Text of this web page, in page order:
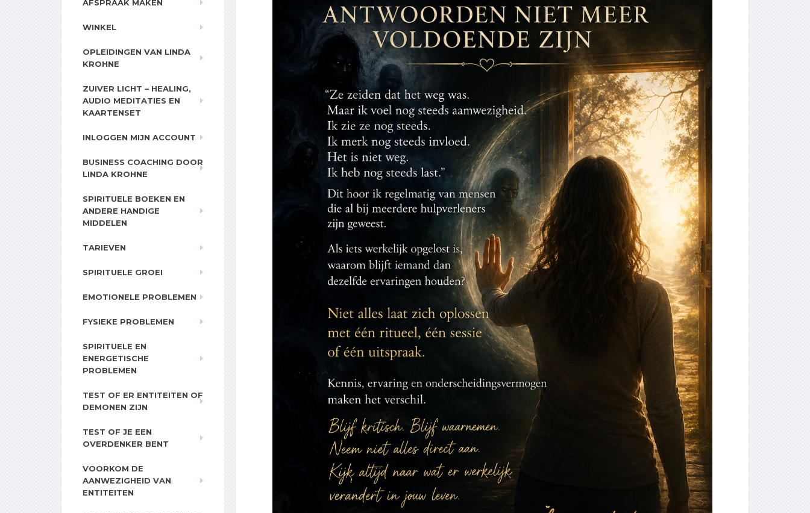
AFSPRAAK MAKEN
WINKEL
OPLEIDINGEN VAN LINDA
KROHNE
ZUIVER LICHT – HEALING,
AUDIO MEDITATIES EN
KAARTENSET
INLOGGEN MIJN ACCOUNT
BUSINESS COACHING DOOR
LINDA KROHNE
SPIRITUELE BOEKEN EN
ANDERE HANDIGE
MIDDELEN
TARIEVEN
SPIRITUELE GROEI
EMOTIONELE PROBLEMEN
FYSIEKE PROBLEMEN
SPIRITUELE EN
ENERGETISCHE
PROBLEMEN
TEST OF ER ENTITEITEN OF
DEMONEN ZIJN
TEST OF JE EEN
OVERDENKER BENT
VOORKOM DE
AANWEZIGHEID VAN
ENTITEITEN